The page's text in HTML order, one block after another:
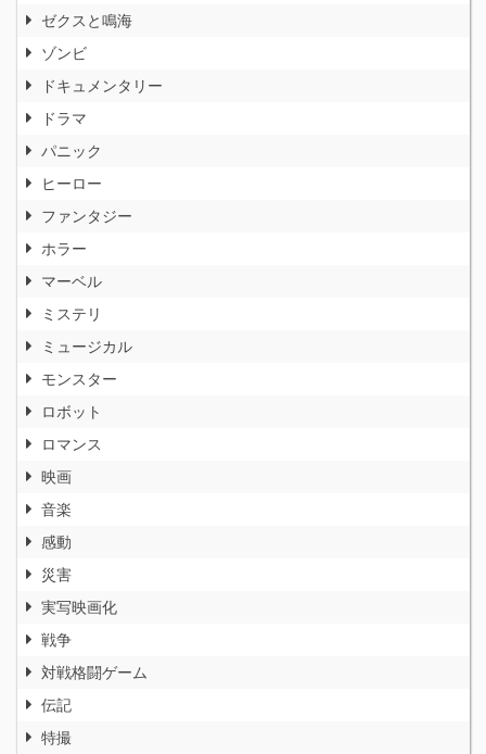
ゼクスと鳴海
ゾンビ
ドキュメンタリー
ドラマ
パニック
ヒーロー
ファンタジー
ホラー
マーベル
ミステリ
ミュージカル
モンスター
ロボット
ロマンス
映画
音楽
感動
災害
実写映画化
戦争
対戦格闘ゲーム
伝記
特撮